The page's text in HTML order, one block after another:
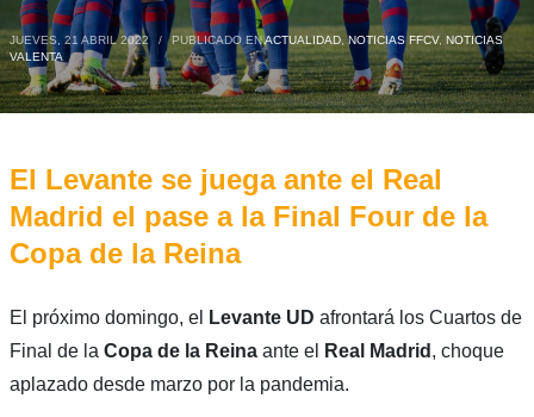
JUEVES, 21 ABRIL 2022 / PUBLICADO ENACTUALIDAD,NOTICIAS FFCV, NOTICIAS
VALENTA
El Levante se juega ante el Real
Madrid el pase a la Final Four de la
Copa de la Reina
El próximo domingo, el Levante UD afrontará los Cuartos de
Final de la Copa de la Reinaante el Real Madrid , choque
aplazado desde marzo por la pandemia.